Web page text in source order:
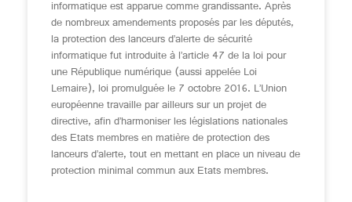
informatique est apparue comme grandissante. Après
de nombreux amendements proposés par les députés,
la protection des lanceurs d’alerte de sécurité
informatique fut introduite à l’article 47 de la loi pour
une République numérique (aussi appelée Loi
Lemaire), loi promulguée le 7 octobre 2016. L’Union
européenne travaille par ailleurs sur un projet de
directive, afin d’harmoniser les législations nationales
des Etats membres en matière de protection des
lanceurs d’alerte, tout en mettant en place un niveau de
protection minimal commun aux Etats membres.